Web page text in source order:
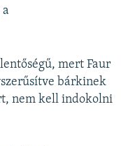
mert Faur
bárkinek
nem kell indokolni